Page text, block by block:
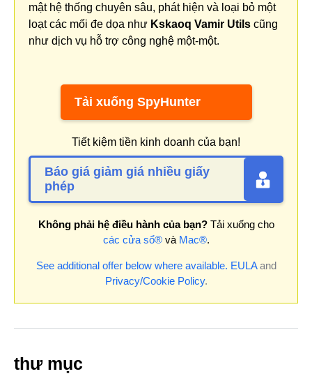
mật hệ thống chuyên sâu, phát hiện và loại bỏ một
loạt các mối đe dọa như Kskaoq Vamir Utils cũng
như dịch vụ hỗ trợ công nghệ một-một.
Tải xuống SpyHunter
Tiết kiệm tiền kinh doanh của bạn!
Báo giá giảm giá nhiều giấy
phép
Không phải hệ điều hành của bạn?Tải xuống cho
các cửa sổ®và Mac®.
See additional offer below where available. EULAand
Privacy/Cookie Policy.
thư mục